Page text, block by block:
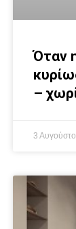
Όταν
–
3